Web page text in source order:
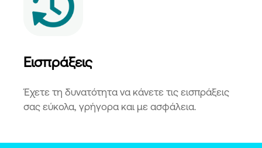
Εισπράξεις
Έχετε τη δυνατότητα να κάνετε τις εισπράξεις
σας εύκολα, γρήγορα και με ασφάλεια.